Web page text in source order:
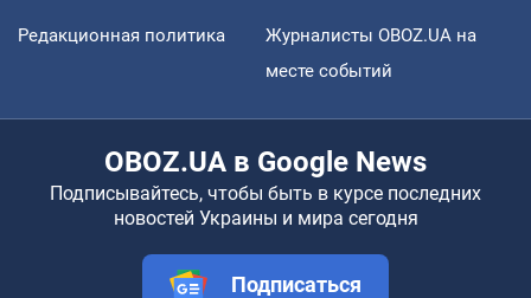
Редакционная политика
Журналисты OBOZ.UA на
месте событий
OBOZ.UA в Google News
Подписывайтесь, чтобы быть в курсе последних
новостей Украины и мира сегодня
Подписаться